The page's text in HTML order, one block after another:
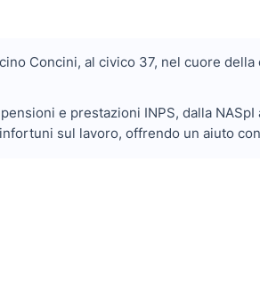
Concini, al civico 37, nel cuore
e prestazioni INPS, dalla
sul lavoro, offrendo un aiuto